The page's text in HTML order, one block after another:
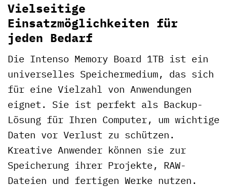
Vielseitige
Einsatzmöglichkeiten für
jeden Bedarf
Die Intenso Memory Board 1TB ist ein
universelles Speichermedium, das sich
für eine Vielzahl von Anwendungen
eignet. Sie ist perfekt als Backup-
Lösung für Ihren Computer, um wichtige
Daten vor Verlust zu schützen.
Kreative Anwender können sie zur
Speicherung ihrer Projekte, RAW-
Dateien und fertigen Werke nutzen.